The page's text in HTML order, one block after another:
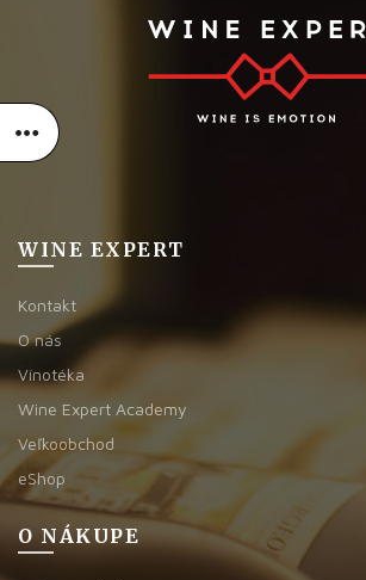
WINE EXPERT
Kontakt
O nás
Vínotéka
Wine Expert Academy
Veľkoobchod
eShop
O NÁKUPE